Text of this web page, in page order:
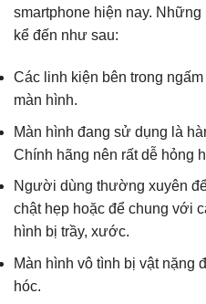
smartphone hiện nay.
kể đến như sau:
Các linh kiện bên trong
màn hình.
Màn hình đang sử dụng là
Chính hãng nên rất dễ hỏng
Người dùng thường xuyên
chật hẹp hoặc để chung với
hình bị trầy, xước.
Màn hình vô tình bị vật nặng
hóc.